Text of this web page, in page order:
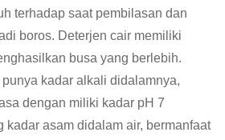
terhadap saat pembilasan dan
boros. Deterjen cair memiliki
busa yang berlebih.
kadar alkali didalamnya,
dengan miliki kadar pH 7
kadar asam didalam air, bermanfaat